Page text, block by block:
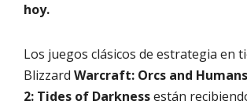
hoy.
Los juegos clásicos de estrategia en
Blizzard Warcraft: Orcs and Humans
2: Tides of Darknessestán